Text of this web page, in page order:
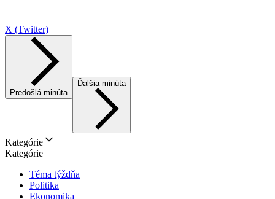
X (Twitter)
Predošlá minúta
Ďalšia minúta
Kategórie
Kategórie
Téma týždňa
Politika
Ekonomika